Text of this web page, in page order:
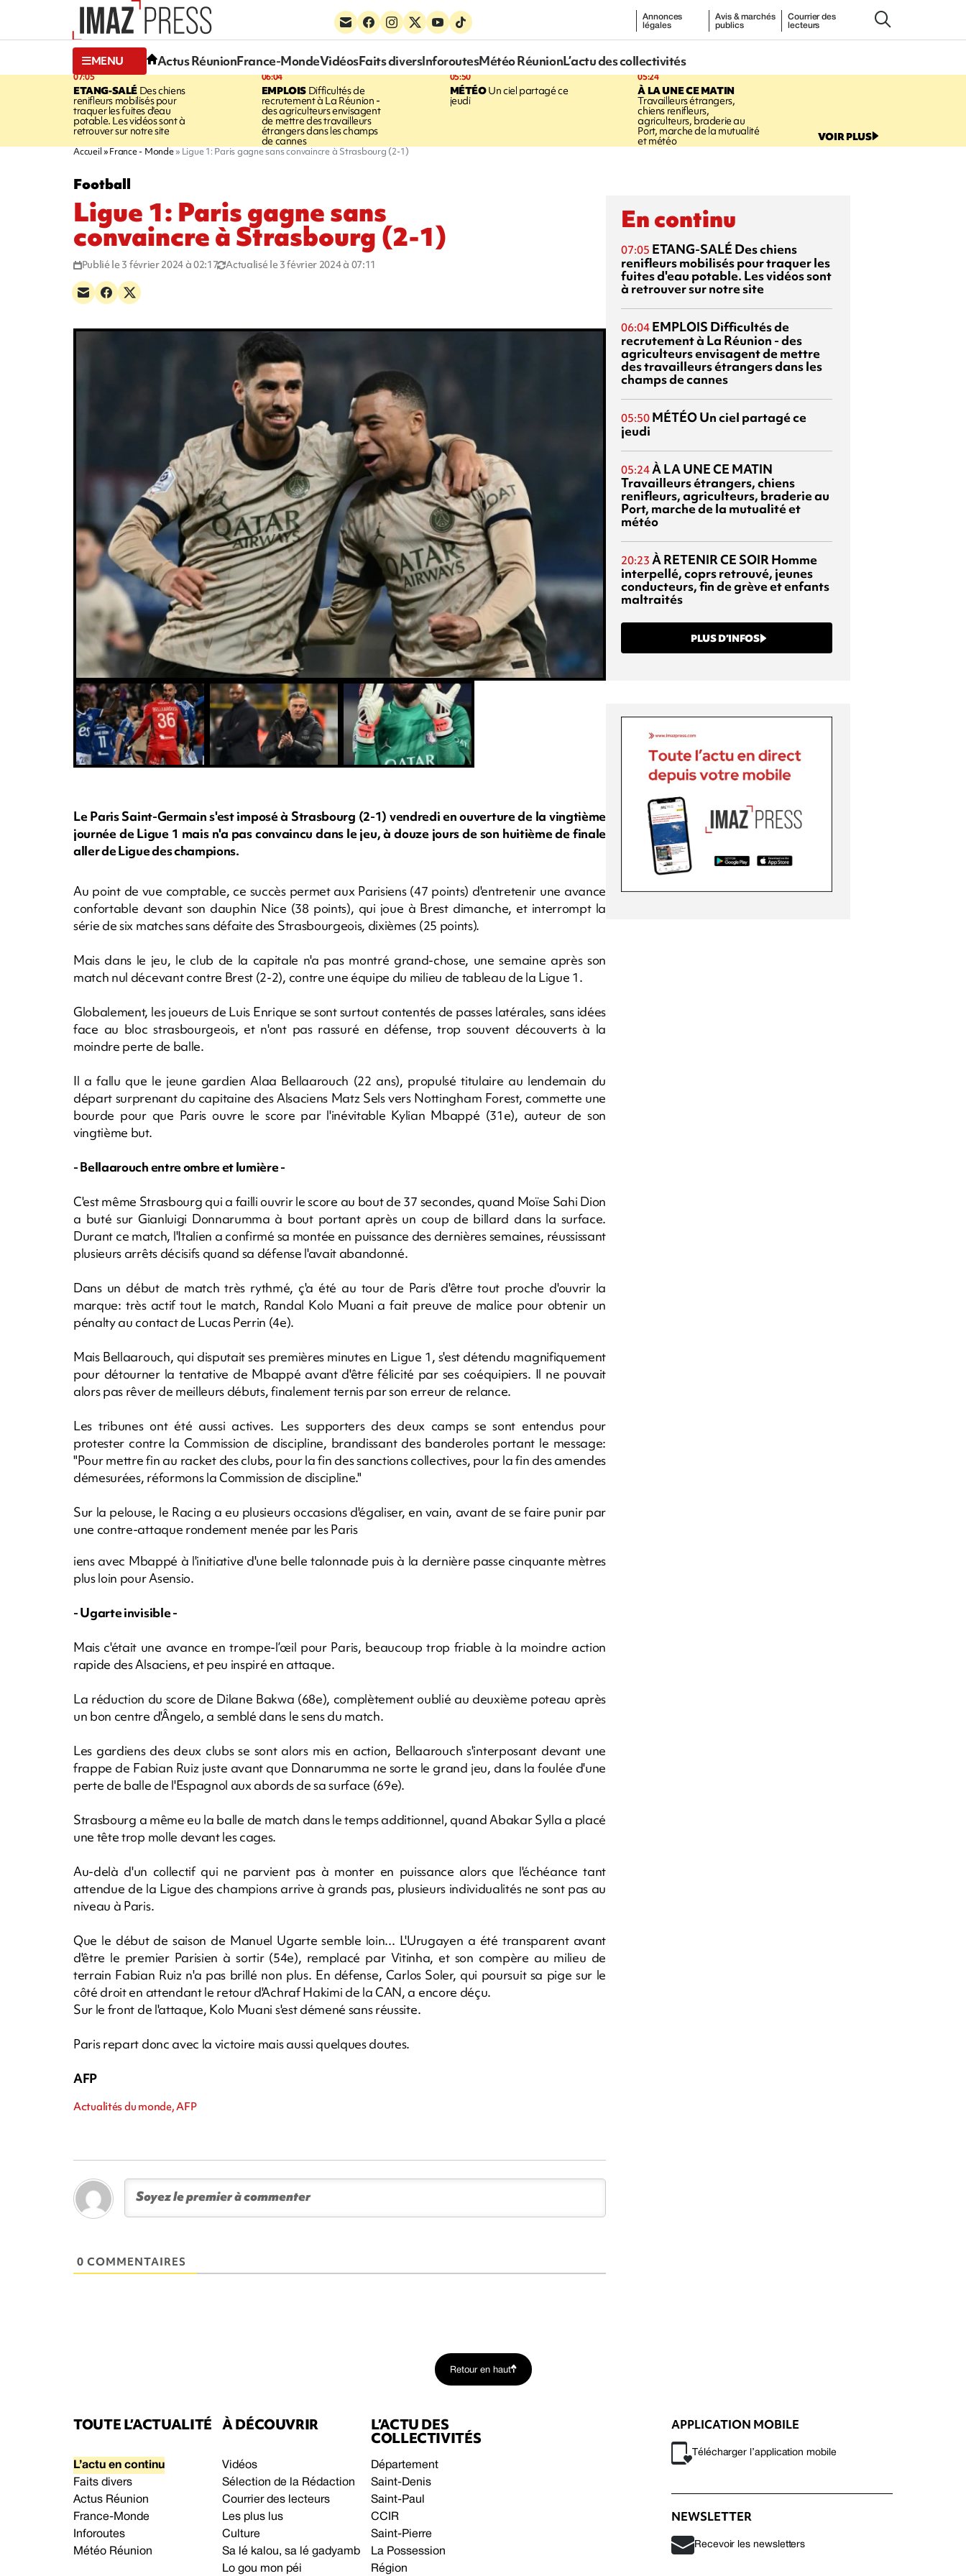
Annonces
légales
Avis & marchés
publics
Courrier des
lecteurs
MENU Actus RéunionFrance-MondeVidéosFaits diversInforoutesMétéo RéunionL’actu des collectivités
07:05
ETANG-SALÉ Des chiens
renifleurs mobilisés pour
traquer les fuites d'eau
potable. Les vidéos sont à
retrouver sur notre site
06:04
EMPLOIS Difficultés de
recrutement à La Réunion -
des agriculteurs envisagent
de mettre des travailleurs
étrangers dans les champs
de cannes
05:50
MÉTÉOUn ciel partagé ce
jeudi
05:24
À LA UNE CE MATIN
Travailleurs étrangers,
chiens renifleurs,
agriculteurs, braderie au
Port, marche de la mutualité
et météo VOIR PLUS
Accueil France - Monde Ligue 1: Paris gagne sans convaincre à Strasbourg (2-1)
Football
Ligue 1: Paris gagne sans
convaincre à Strasbourg (2-1)
Publié le 3 février 2024 à 02:17 Actualisé le 3 février 2024 à 07:11
Le Paris Saint-Germain s'est imposé à Strasbourg (2-1) vendredi en ouverture de la vingtième
journée de Ligue 1 mais n'a pas convaincu dans le jeu, à douze jours de son huitième de finale
aller de Ligue des champions.
Au point de vue comptable, ce succès permet aux Parisiens (47 points) d'entretenir une avance
confortable devant son dauphin Nice (38 points), qui joue à Brest dimanche, et interrompt la
série de six matches sans défaite des Strasbourgeois, dixièmes (25 points).
Mais dans le jeu, le club de la capitale n'a pas montré grand-chose, une semaine après son
match nul décevant contre Brest (2-2), contre une équipe du milieu de tableau de la Ligue 1.
Globalement, les joueurs de Luis Enrique se sont surtout contentés de passes latérales, sans idées
face au bloc strasbourgeois, et n'ont pas rassuré en défense, trop souvent découverts à la
moindre perte de balle.
Il a fallu que le jeune gardien Alaa Bellaarouch (22 ans), propulsé titulaire au lendemain du
départ surprenant du capitaine des Alsaciens Matz Sels vers Nottingham Forest, commette une
bourde pour que Paris ouvre le score par l'inévitable Kylian Mbappé (31e), auteur de son
vingtième but.
- Bellaarouch entre ombre et lumière -
C'est même Strasbourg qui a failli ouvrir le score au bout de 37 secondes, quand Moïse Sahi Dion
a buté sur Gianluigi Donnarumma à bout portant après un coup de billard dans la surface.
Durant ce match, l'Italien a confirmé sa montée en puissance des dernières semaines, réussissant
plusieurs arrêts décisifs quand sa défense l'avait abandonné.
Dans un début de match très rythmé, ç'a été au tour de Paris d'être tout proche d'ouvrir la
marque: très actif tout le match, Randal Kolo Muani a fait preuve de malice pour obtenir un
pénalty au contact de Lucas Perrin (4e).
Mais Bellaarouch, qui disputait ses premières minutes en Ligue 1, s'est détendu magnifiquement
pour détourner la tentative de Mbappé avant d'être félicité par ses coéquipiers. Il ne pouvait
alors pas rêver de meilleurs débuts, finalement ternis par son erreur de relance.
Les tribunes ont été aussi actives. Les supporters des deux camps se sont entendus pour
protester contre la Commission de discipline, brandissant des banderoles portant le message:
"Pour mettre fin au racket des clubs, pour la fin des sanctions collectives, pour la fin des amendes
démesurées, réformons la Commission de discipline."
Sur la pelouse, le Racing a eu plusieurs occasions d'égaliser, en vain, avant de se faire punir par
une contre-attaque rondement menée par les Paris
iens avec Mbappé à l'initiative d'une belle talonnade puis à la dernière passe cinquante mètres
plus loin pour Asensio.
- Ugarte invisible -
Mais c'était une avance en trompe-l’œil pour Paris, beaucoup trop friable à la moindre action
rapide des Alsaciens, et peu inspiré en attaque.
La réduction du score de Dilane Bakwa (68e), complètement oublié au deuxième poteau après
un bon centre d'Ângelo, a semblé dans le sens du match.
Les gardiens des deux clubs se sont alors mis en action, Bellaarouch s'interposant devant une
frappe de Fabian Ruiz juste avant que Donnarumma ne sorte le grand jeu, dans la foulée d'une
perte de balle de l'Espagnol aux abords de sa surface (69e).
Strasbourg a même eu la balle de match dans le temps additionnel, quand Abakar Sylla a placé
une tête trop molle devant les cages.
Au-delà d'un collectif qui ne parvient pas à monter en puissance alors que l'échéance tant
attendue de la Ligue des champions arrive à grands pas, plusieurs individualités ne sont pas au
niveau à Paris.
Que le début de saison de Manuel Ugarte semble loin... L'Urugayen a été transparent avant
d'être le premier Parisien à sortir (54e), remplacé par Vitinha, et son compère au milieu de
terrain Fabian Ruiz n'a pas brillé non plus. En défense, Carlos Soler, qui poursuit sa pige sur le
côté droit en attendant le retour d'Achraf Hakimi de la CAN, a encore déçu.
Sur le front de l'attaque, Kolo Muani s'est démené sans réussite.
Paris repart donc avec la victoire mais aussi quelques doutes.
AFP
Actualités du monde, AFP
0 COMMENTAIRES
En continu
07:05 ETANG-SALÉ Des chiens
renifleurs mobilisés pour traquer les
fuites d'eau potable. Les vidéos sont
à retrouver sur notre site
06:04 EMPLOIS Difficultés de
recrutement à La Réunion - des
agriculteurs envisagent de mettre
des travailleurs étrangers dans les
champs de cannes
05:50 MÉTÉOUn ciel partagé ce
jeudi
05:24À LA UNE CE MATIN
Travailleurs étrangers, chiens
renifleurs, agriculteurs, braderie au
Port, marche de la mutualité et
météo
20:23 À RETENIR CE SOIR Homme
interpellé, coprs retrouvé, jeunes
conducteurs, fin de grève et enfants
maltraités
PLUS D’INFOS
Retour en haut
TOUTE L’ACTUALITÉ
L’actu en continu
Faits divers
Actus Réunion
France-Monde
Inforoutes
Météo Réunion
À DÉCOUVRIR
Vidéos
Sélection de la Rédaction
Courrier des lecteurs
Les plus lus
Culture
Sa lé kalou, sa lé gadyamb
Lo gou mon péi
L’ACTU DES
COLLECTIVITÉS
Département
Saint-Denis
Saint-Paul
CCIR
Saint-Pierre
La Possession
Région
APPLICATION MOBILE
Télécharger l’application mobile
NEWSLETTER
Recevoir les newsletters